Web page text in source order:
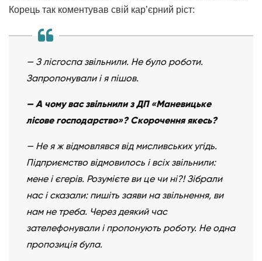
Корець так коментував свій кар’єрний ріст:
— З лісгоспа звільнили. Не було роботи.
Запропонували і я пішов.
— А чому вас звільнили з ДП «Маневицьке
лісове господарство»? Скорочення якесь?
— Не я ж відмовлявся від мисливських угідь.
Підприємство відмовилось і всіх звільнили:
мене і єгерів. Розумієте ви це чи ні?! Зібрали
нас і сказали: пишіть заяви на звільнення, ви
нам не треба. Через деякий час
зателефонували і пропонують роботу. Не одна
пропозиція була.